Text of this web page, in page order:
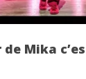
de Mika